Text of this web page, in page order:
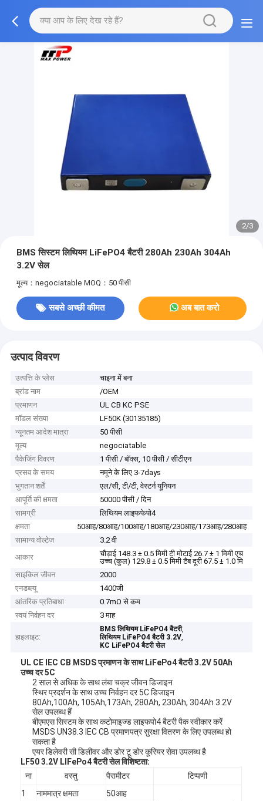
2/3
BMS सिस्टम लिथियम LiFePO4 बैटरी 280Ah 230Ah 304Ah
3.2V सेल
मूल्य：negociatable MOQ：50 पीसी
सबसे अच्छी कीमत अब बात करो
उत्पाद विवरण
उत्पत्ति के प्लेस
चाइना में बना
ब्रांड नाम
/OEM
प्रमाणन
UL CB KC PSE
मॉडल संख्या
LF50K (30135185)
न्यूनतम आदेश मात्रा
50 पीसी
मूल्य
negociatable
पैकेजिंग विवरण
1 पीसी / बॉक्स, 10 पीसी / सीटीएन
प्रसव के समय
नमूने के लिए 3-7days
भुगतान शर्तें
एल/सी, टी/टी, वेस्टर्न यूनियन
आपूर्ति की क्षमता
50000 पीसी / दिन
सामग्री
लिथियम लाइफफेपो4
क्षमता
50आह/80आह/100आह/180आह/230आह/173आह/280आह
सामान्य वोल्टेज
3.2 वी
आकार
चौड़ाई 148.3 ± 0.5 मिमी टी मोटाई 26.7 ± 1 मिमी एच
उच्च (कुल) 129.8 ± 0.5 मिमी टैब दूरी 67.5 ± 1.0 मि
साइकिल जीवन
2000
एनडब्ल्यू
1400जी
आंतरिक प्रतिबाधा
0.7mΩ से कम
स्वयं निर्वहन दर
3 माह
हाइलाइट:
BMS लिथियम LiFePO4 बैटरी,
लिथियम LiFePO4 बैटरी 3.2V,
KC LiFePO4 बैटरी सेल
UL CE IEC CB MSDS प्रमाणन के साथ LiFePo4 बैटरी 3.2V 50Ah
उच्च दर 5C
2 साल से अधिक के साथ लंबा चक्र जीवन डिजाइन
स्थिर प्रदर्शन के साथ उच्च निर्वहन दर 5C डिजाइन
80Ah,100Ah, 105Ah,173Ah, 280Ah, 230Ah, 304Ah 3.2V
सेल उपलब्ध हैं
बीएमएस सिस्टम के साथ कटोमाइज्ड लाइफपो4 बैटरी पैक स्वीकार करें
MSDS UN38.3 IEC CB प्रमाणपत्र सुरक्षा वितरण के लिए उपलब्ध हो
सकता है
एयर डिलेवरी सी डिलीवर और डोर टू डोर कूरियर सेवा उपलब्ध है
LF50 3.2V LIFePo4 बैटरी सेल विशिष्टता:
ना
वस्तु पैरामीटर
टिप्पणी
1
नाममात्र क्षमता
50आह